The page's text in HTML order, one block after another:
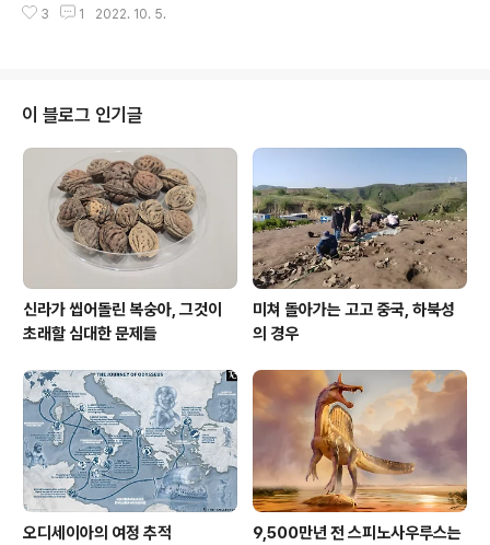
지는 않을 것이다. 한국고고학에서 내가 모르는 발굴이 있
기 벽돌가마 확인 (진안=연합뉴스) 최영수 기자 = 전북 진
m 이 보도 토대가 된 진안군 보도자료 원문을 첨부한다. 진
안군 도통리 중평마을 청자가마터에서 벽돌가마 추가 확인
= 우리나라 벽돌가마 중 2기 이상 확인된 두 번째 유적으
로 초기 청자 생산의 중심지일 것으로 추정 = 문화재청(청
장 최응천)의 허가를 받아 진안군(군수 전춘성)과 국립군산
대학교 가야문화연..
3 1 2022. 10. 5.
이 블로그 인기글
신라가 씹어돌린 복숭아, 그것이
초래할 심대한 문제들
미쳐 돌아가는 고고 중국, 하북성
의 경우
오디세이아의 여정 추적
9,500만년 전 스피노사우루스는